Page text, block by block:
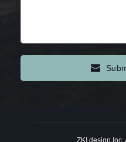
ZKI design Inc.